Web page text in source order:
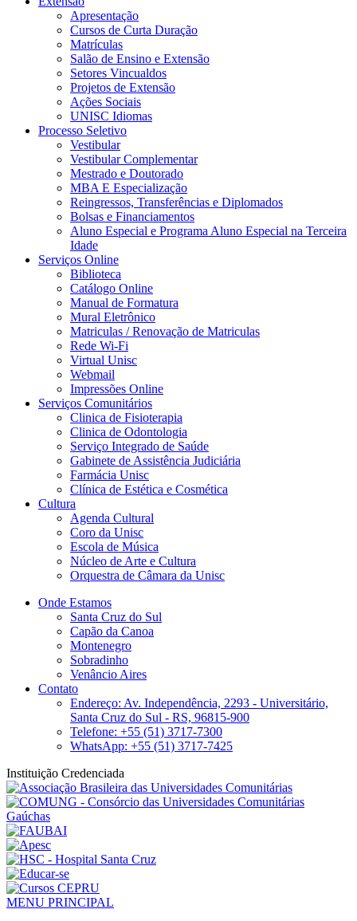
Apresentação
Cursos de Curta Duração
Matrículas
Salão de Ensino e Extensão
Setores Vincualdos
Projetos de Extensão
Ações Sociais
UNISC Idiomas
Processo Seletivo
Vestibular
Vestibular Complementar
Mestrado e Doutorado
MBA E Especialização
Reingressos, Transferências e Diplomados
Bolsas e Financiamentos
Aluno Especial e Programa Aluno Especial na Terceira
Idade
Serviços Online
Biblioteca
Catálogo Online
Manual de Formatura
Mural Eletrônico
Matriculas / Renovação de Matriculas
Rede Wi-Fi
Virtual Unisc
Webmail
Impressões Online
Serviços Comunitários
Clinica de Fisioterapia
Clinica de Odontologia
Serviço Integrado de Saúde
Gabinete de Assistência Judiciária
Farmácia Unisc
Clínica de Estética e Cosmética
Cultura
Agenda Cultural
Coro da Unisc
Escola de Música
Núcleo de Arte e Cultura
Orquestra de Câmara da Unisc
Onde Estamos
Santa Cruz do Sul
Capão da Canoa
Montenegro
Sobradinho
Venâncio Aires
Contato
Endereço: Av. Independência, 2293 - Universitário,
Santa Cruz do Sul - RS, 96815-900
Telefone: +55 (51) 3717-7300
WhatsApp: +55 (51) 3717-7425
Instituição Credenciada
MENU PRINCIPAL